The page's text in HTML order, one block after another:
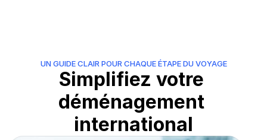
UN GUIDE CLAIR POUR CHAQUE ÉTAPE DU VOYAGE
Simplifiez votre
déménagement
international